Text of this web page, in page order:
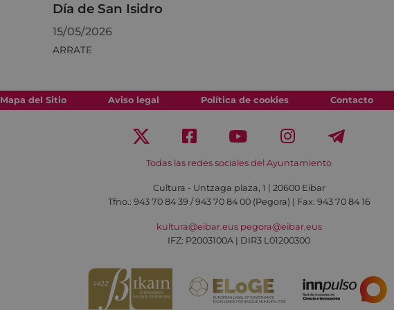
Día de San Isidro
15/05/2026
ARRATE
Mapa del Sitio Aviso legal Política de cookies Contacto
Todas las redes sociales del Ayuntamiento
Cultura - Untzaga plaza, 1 | 20600 Eibar
Tfno.: 943 70 84 39 / 943 70 84 00 (Pegora) | Fax: 943 70 84 16
kultura@eibar.eus pegora@eibar.eus
IFZ: P2003100A | DIR3 L01200300